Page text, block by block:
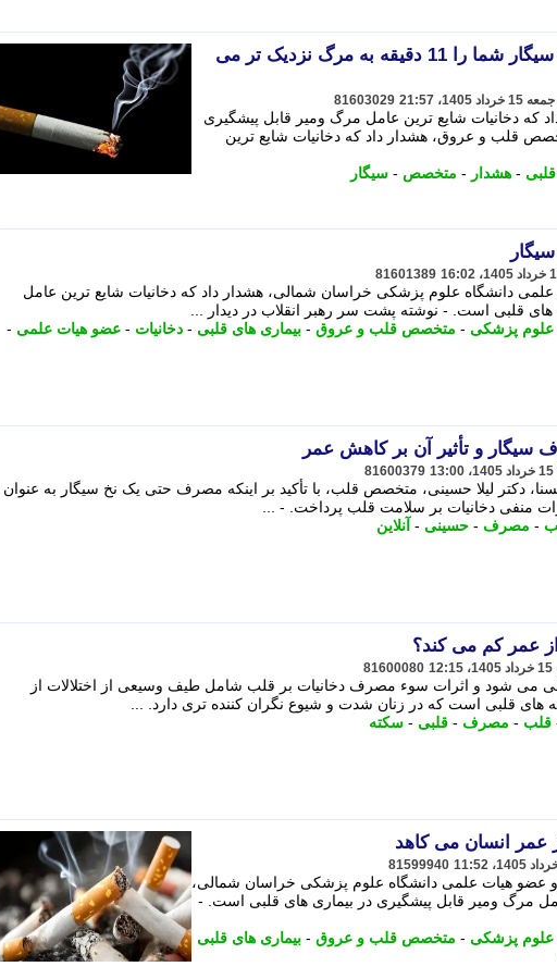
هشدار یک پزشک: هر نخ سیگار شما را 11 دقیقه به مرگ نزدیک تر می
81603029
دخانیات شایع ترین عامل مرگ ومیر قابل پیشگیری
قلب و عروق، هشدار داد که دخانیات شایع ترین
قلبی - هشدار - متخصص - سیگار
81601389
دانشگاه علوم پزشکی خراسان شمالی، هشدار داد که دخانیات شایع ترین عامل
قلبی است. - نوشته پشت سر رهبر انقلاب در دیدار ...
علوم پزشکی - متخصص قلب و عروق - بیماری های قلبی - دخانیات - عضو هیات علمی -
و تأثیر آن بر کاهش عمر
81600379
دکتر لیلا حسینی، متخصص قلب، با تأکید بر اینکه مصرف حتی یک نخ سیگار به عنوان
منفی دخانیات بر سلامت قلب پرداخت. - ...
- مصرف - حسینی - آنلاین
عمر کم می کند؟
81600080
شود و اثرات سوء مصرف دخانیات بر قلب شامل طیف وسیعی از اختلالات از
های قلبی است که در زنان شدت و شیوع نگران کننده تری دارد. ...
قلب - مصرف - قلبی - سکته
81599940
عضو هیات علمی دانشگاه علوم پزشکی خراسان شمالی،
مرگ ومیر قابل پیشگیری در بیماری های قلبی است. -
علوم پزشکی - متخصص قلب و عروق - بیماری های قلبی